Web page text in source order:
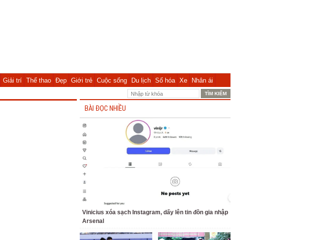
Giải trí Thể thao Đẹp Giới trẻ Cuộc sống Du lịch Số hóa Xe Nhân ái
BÀI ĐỌC NHIỀU
Vinicius xóa sạch Instagram, dấy lên tin đồn gia nhập
Arsenal